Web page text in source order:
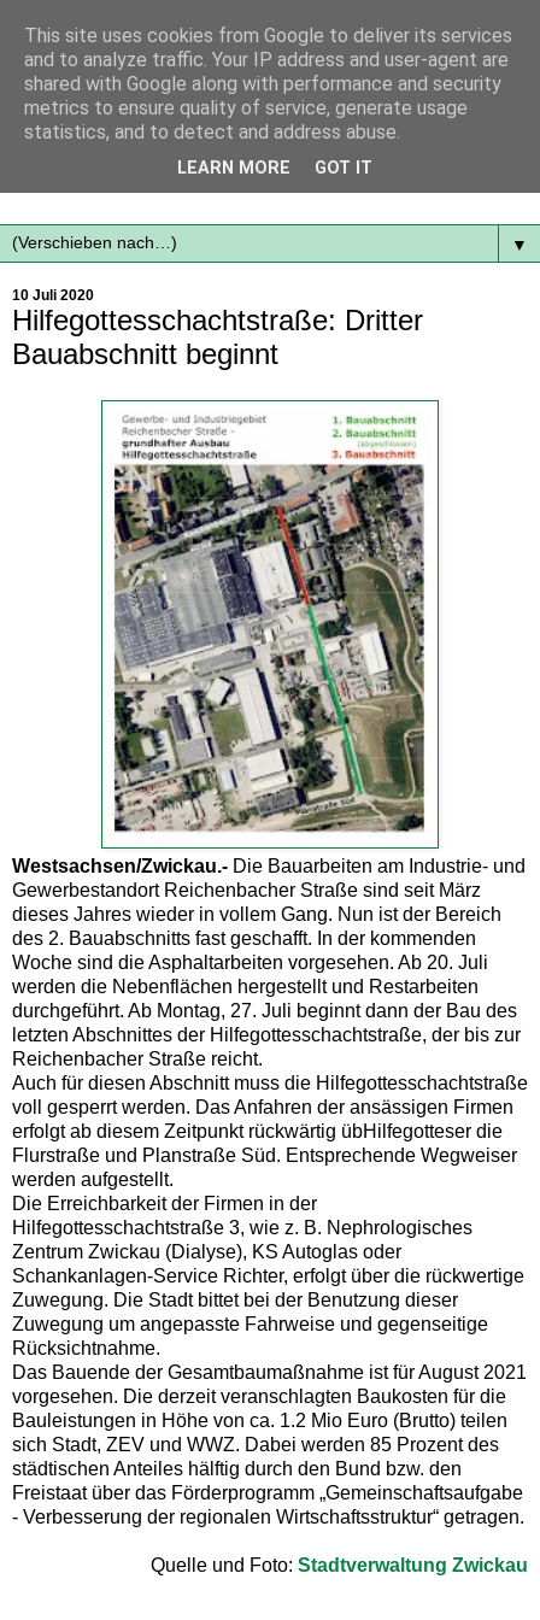
Mit frischen Themen aus der Region immer auf dem
▼
10 Juli 2020
Hilfegottesschachtstraße: Dritter
Bauabschnitt beginnt
Westsachsen/Zwickau.- Die Bauarbeiten am Industrie- und
Gewerbestandort Reichenbacher Straße sind seit März
dieses Jahres wieder in vollem Gang. Nun ist der Bereich
des 2. Bauabschnitts fast geschafft. In der kommenden
Woche sind die Asphaltarbeiten vorgesehen. Ab 20. Juli
werden die Nebenflächen hergestellt und Restarbeiten
durchgeführt. Ab Montag, 27. Juli beginnt dann der Bau des
letzten Abschnittes der Hilfegottesschachtstraße, der bis zur
Reichenbacher Straße reicht.
Auch für diesen Abschnitt muss die Hilfegottesschachtstraße
voll gesperrt werden. Das Anfahren der ansässigen Firmen
erfolgt ab diesem Zeitpunkt rückwärtig übHilfegotteser die
Flurstraße und Planstraße Süd. Entsprechende Wegweiser
werden aufgestellt.
Die Erreichbarkeit der Firmen in der
Hilfegottesschachtstraße 3, wie z. B. Nephrologisches
Zentrum Zwickau (Dialyse), KS Autoglas oder
Schankanlagen-Service Richter, erfolgt über die rückwertige
Zuwegung. Die Stadt bittet bei der Benutzung dieser
Zuwegung um angepasste Fahrweise und gegenseitige
Rücksichtnahme.
Das Bauende der Gesamtbaumaßnahme ist für August 2021
vorgesehen. Die derzeit veranschlagten Baukosten für die
Bauleistungen in Höhe von ca. 1.2 Mio Euro (Brutto) teilen
sich Stadt, ZEV und WWZ. Dabei werden 85 Prozent des
städtischen Anteiles hälftig durch den Bund bzw. den
Freistaat über das Förderprogramm „Gemeinschaftsaufgabe
- Verbesserung der regionalen Wirtschaftsstruktur“ getragen.
Quelle und Foto: Stadtverwaltung Zwickau
This site uses cookies from Google to deliver its services
and to analyze traffic. Your IP address and user-agent are
shared with Google along with performance and security
metrics to ensure quality of service, generate usage
statistics, and to detect and address abuse.
LEARN MORE GOT IT